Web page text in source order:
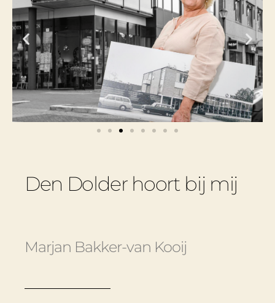
Den Dolder hoort bij mij
Marjan Bakker-van Kooij